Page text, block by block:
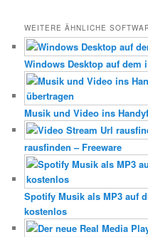
WEITERE ÄHNLICHE
Windows Desktop auf dem
Musik und Video ins
rausfinden – Freeware
Spotify Musik als MP3 auf
kostenlos